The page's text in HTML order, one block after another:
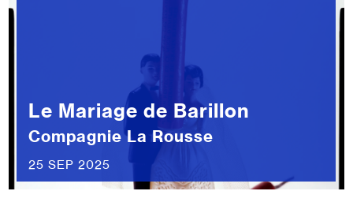
Le Mariage de Barillon
Compagnie La Rousse
25 SEP 2025